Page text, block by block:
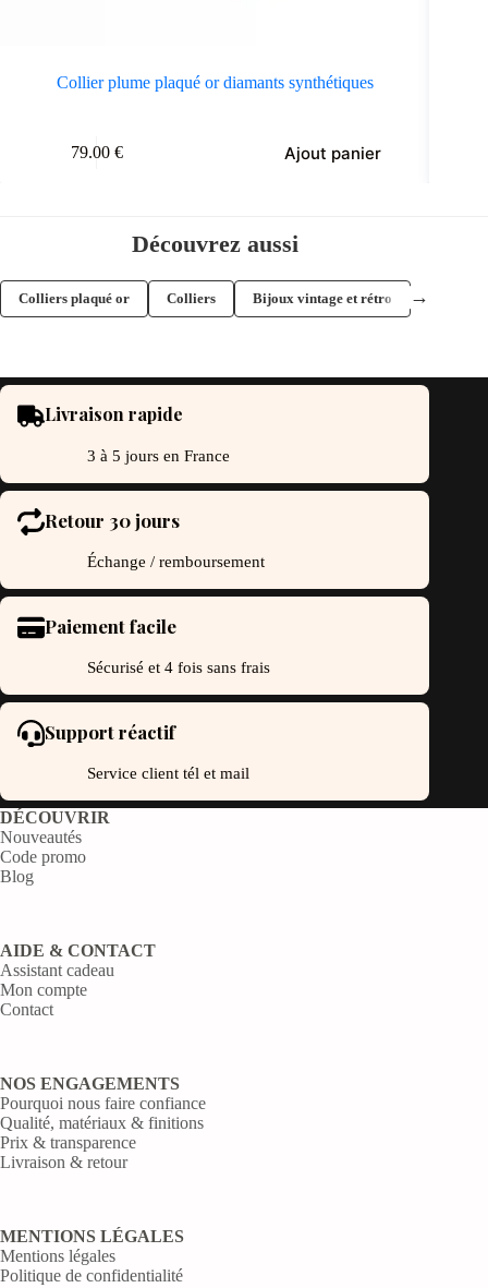
Collier plume plaqué or diamants synthétiques
79.00 € Ajout panier
Découvrez aussi
Colliers plaqué or Colliers Bijoux vintage et rétro →
Livraison rapide
3 à 5 jours en France
Retour 30 jours
Échange / remboursement
Paiement facile
Sécurisé et 4 fois sans frais
Support réactif
Service client tél et mail
DÉCOUVRIR
Nouveautés
Code promo
Blog
AIDE & CONTACT
Assistant cadeau
Mon compte
Contact
NOS ENGAGEMENTS
Pourquoi nous faire confiance
Qualité, matériaux & finitions
Prix & transparence
Livraison & retour
MENTIONS LÉGALES
Mentions légales
Politique de confidentialité